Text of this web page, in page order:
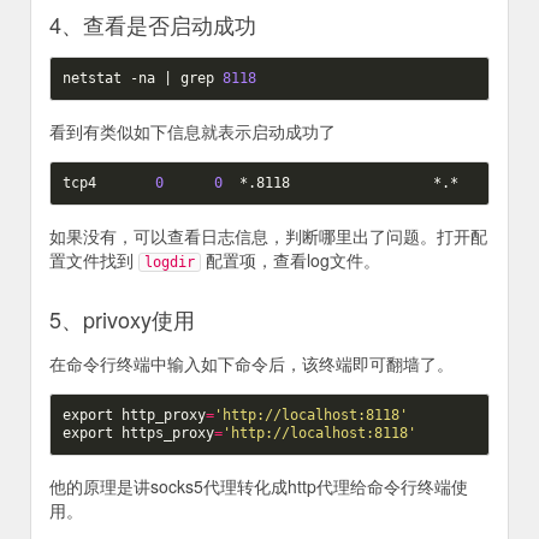
4、查看是否启动成功
netstat -na grep 8118
看到有类似如下信息就表示启动成功了
tcp4 0 0
如果没有，可以查看日志信息，判断哪里出了问题。打开配
置文件找到
logdir 配置项，查看log文件。
5、privoxy使用
在命令行终端中输入如下命令后，该终端即可翻墙了。
export http_proxy= 'http://localhost:8118'
export
https_proxy= 'http://localhost:8118'
他的原理是讲socks5代理转化成http代理给命令行终端使
用。